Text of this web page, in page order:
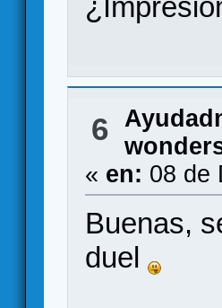
6
« en: 08 de
Buenas,
duel